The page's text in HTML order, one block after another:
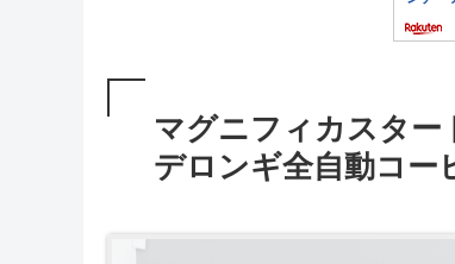
マグニフィカスター
デロンギ全自動コー